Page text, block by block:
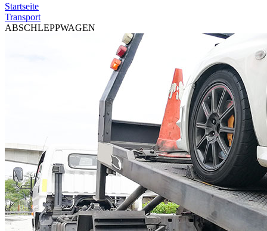
Startseite
Transport
ABSCHLEPPWAGEN